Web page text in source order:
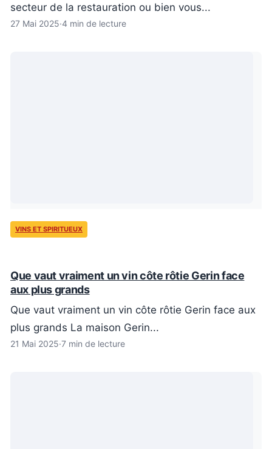
secteur de la restauration ou bien vous...
27 Mai 2025·4 min de lecture
VINS ET SPIRITUEUX
Que vaut vraiment un vin côte rôtie Gerin face
aux plus grands
Que vaut vraiment un vin côte rôtie Gerin face aux
plus grands La maison Gerin...
21 Mai 2025·7 min de lecture